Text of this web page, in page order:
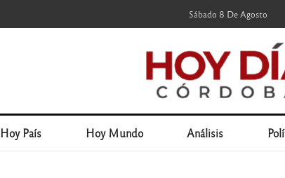
Sábado 8 De Agosto
Hoy País Hoy Mundo Análisis